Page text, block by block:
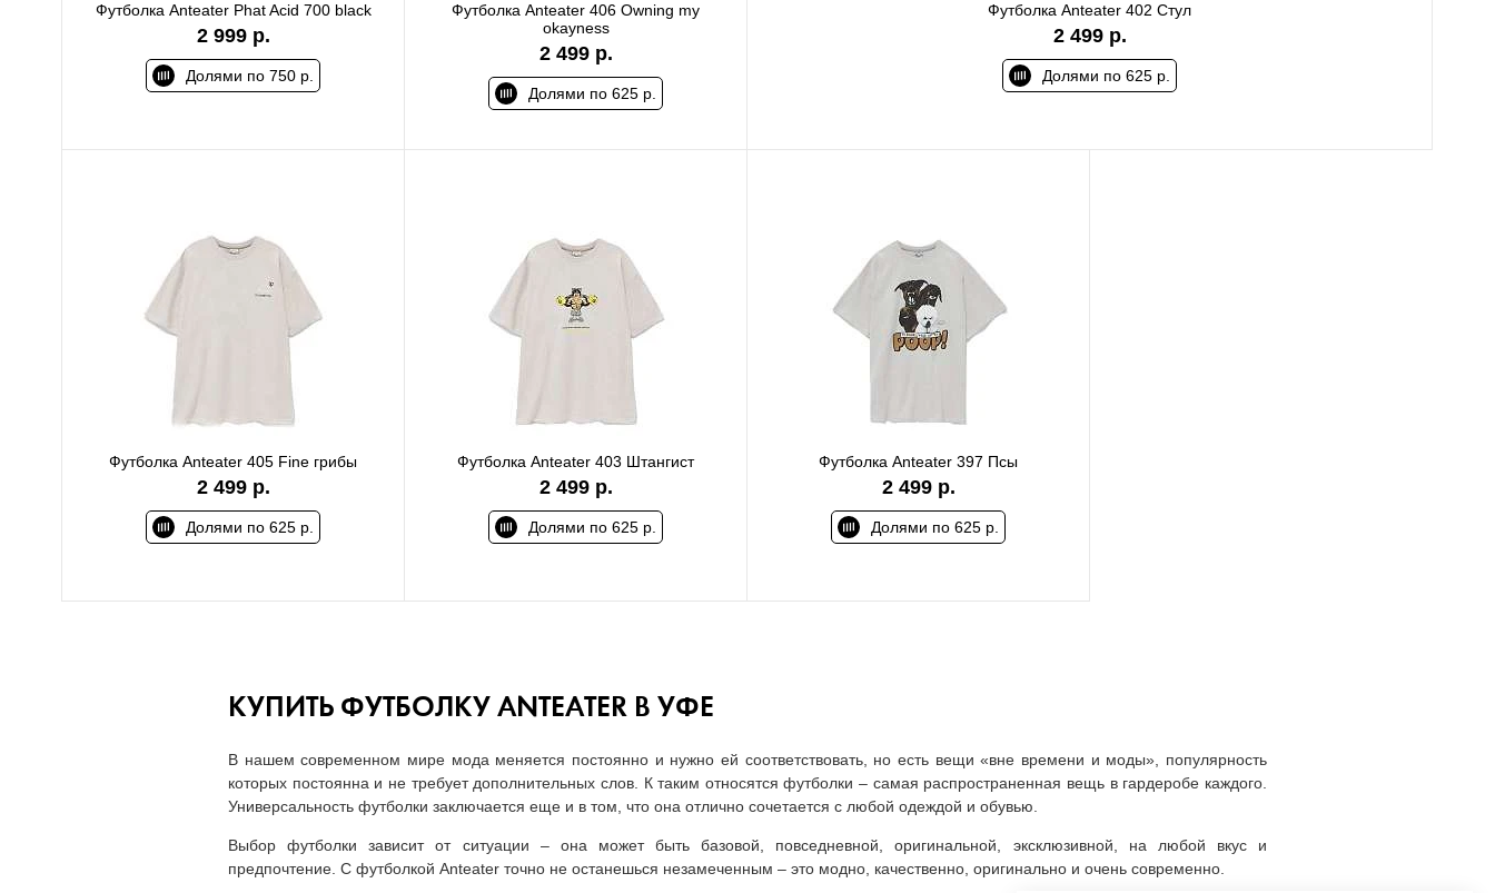
Футболка Anteater Phat Acid 700 black
2 999 р.
Долями по 750 р.
Футболка Anteater 406 Owning my
okayness
2 499 р.
Долями по 625 р.
Футболка Anteater 402 Стул
2 499 р.
Долями по 625 р.
Футболка Anteater 405 Fine грибы
2 499 р.
Долями по 625 р.
Футболка Anteater 403 Штангист
2 499 р.
Долями по 625 р.
Футболка Anteater 397 Псы
2 499 р.
Долями по 625 р.
КУПИТЬ ФУТБОЛКУ ANTEATER В УФЕ
В нашем современном мире мода меняется постоянно и нужно ей соответствовать, но есть вещи «вне времени и моды», популярность
которых постоянна и не требует дополнительных слов. К таким относятся футболки – самая распространенная вещь в гардеробе каждого.
Универсальность футболки заключается еще и в том, что она отлично сочетается с любой одеждой и обувью.
Выбор футболки зависит от ситуации – она может быть базовой, повседневной, оригинальной, эксклюзивной, на любой вкус и
предпочтение. С футболкой Anteater точно не останешься незамеченным – это модно, качественно, оригинально и очень современно.